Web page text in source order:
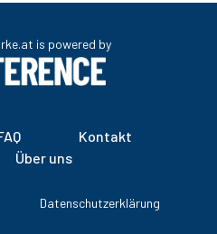
is powered by
Kontakt
Über uns
Datenschutzerklärung